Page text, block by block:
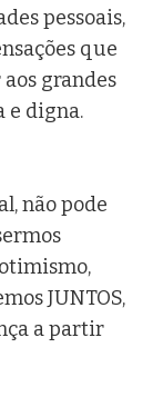
pessoais,
que
grandes
e digna.
não pode
JUNTOS,
a partir